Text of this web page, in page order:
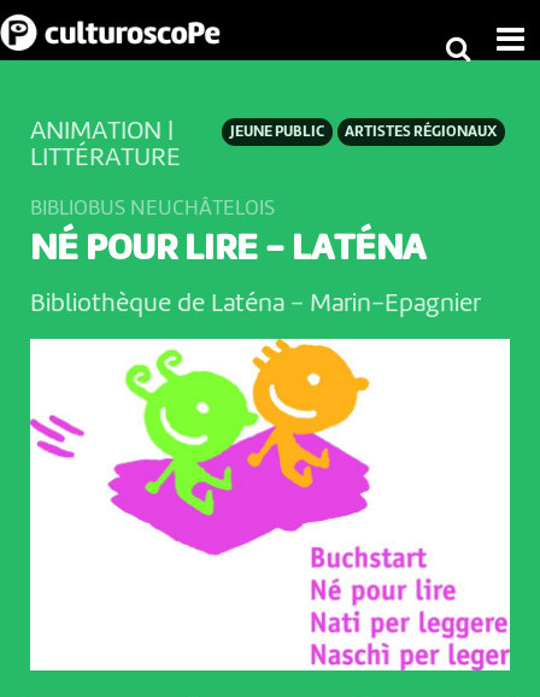
ARTISTES RÉGIONAUX
JEUNE PUBLIC
ANIMATION |
LITTÉRATURE
BIBLIOBUS NEUCHÂTELOIS
NÉ POUR LIRE - LATÉNA
Bibliothèque de Laténa - Marin-Epagnier